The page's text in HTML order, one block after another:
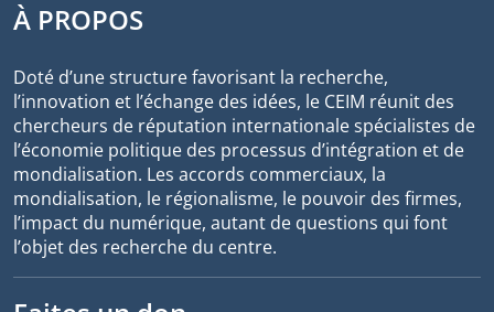
À PROPOS
Doté d’une structure favorisant la recherche,
l’innovation et l’échange des idées, le CEIM réunit des
chercheurs de réputation internationale spécialistes de
l’économie politique des processus d’intégration et de
mondialisation. Les accords commerciaux, la
mondialisation, le régionalisme, le pouvoir des firmes,
l’impact du numérique, autant de questions qui font
l’objet des recherche du centre.